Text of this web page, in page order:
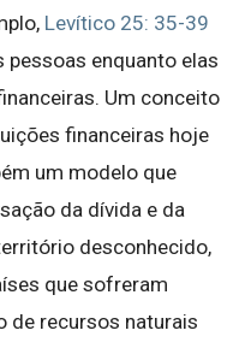
Levítico 25: 35-39
enquanto elas
Um conceito
financeiras hoje
um modelo que
da dívida e da
desconhecido,
que sofreram
de recursos naturais